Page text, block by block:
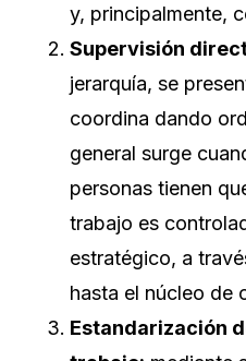
y, principalmente,
Supervisión
jerarquía, se
coordina dando
general surge
personas tienen
trabajo es
estratégico, a
hasta el núcleo de
Estandarización